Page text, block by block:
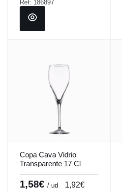
Ref: 186897
Copa Cava Vidrio
Transparente 17 Cl
Subirat Vicrila
1,58€ / ud 1,92€